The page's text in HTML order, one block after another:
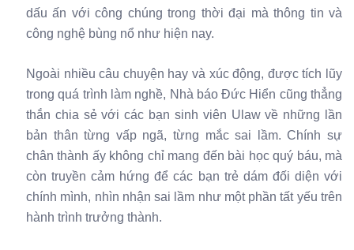
dấu ấn với công chúng trong thời đại mà thông tin và
công nghệ bùng nổ như hiện nay.
Ngoài nhiều câu chuyện hay và xúc động, được tích lũy
trong quá trình làm nghề, Nhà báo Đức Hiển cũng thẳng
thắn chia sẻ với các bạn sinh viên Ulaw về những lần
bản thân từng vấp ngã, từng mắc sai lầm. Chính sự
chân thành ấy không chỉ mang đến bài học quý báu, mà
còn truyền cảm hứng để các bạn trẻ dám đối diện với
chính mình, nhìn nhận sai lầm như một phần tất yếu trên
hành trình trưởng thành.